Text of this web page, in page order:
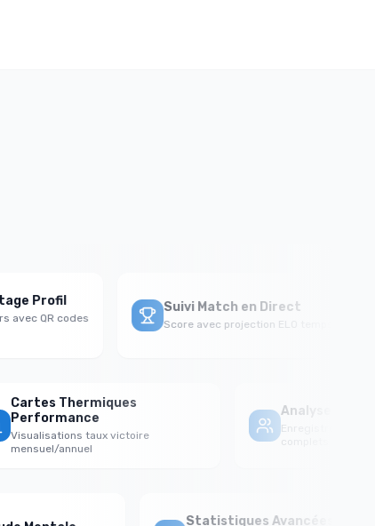
Profil
QR codes
Suivi Match en Direct
Score avec projection ELO temps réel
Cartes Thermiques
Performance
Visualisations taux victoire
mensuel/annuel
Analyse
Statistiques Avancées